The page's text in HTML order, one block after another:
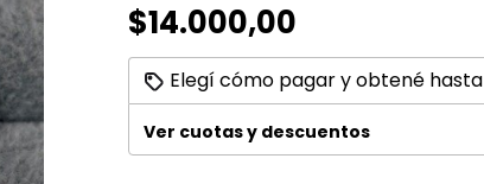
$14.000,00
Elegí cómo pagar y obtené hasta
Ver cuotas y descuentos